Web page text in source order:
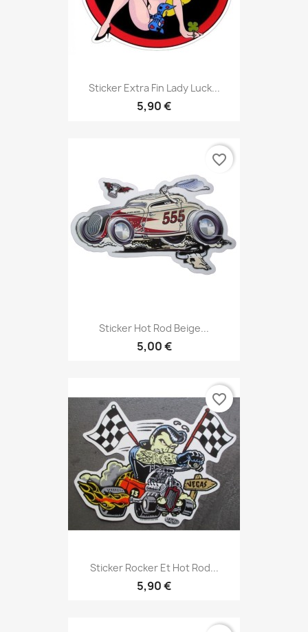
Sticker Extra Fin Lady Luck...
5,90 €
Sticker Hot Rod Beige...
5,00 €
favorite_border
Sticker Rocker Et Hot Rod...
5,90 €
favorite_border